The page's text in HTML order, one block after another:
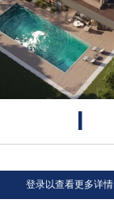
|
登录以查看更多详情